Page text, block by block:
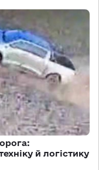
й логістику